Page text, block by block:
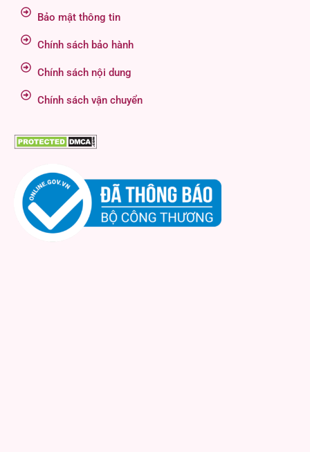
Bảo mật thông tin
Chính sách bảo hành
Chính sách nội dung
Chính sách vận chuyển